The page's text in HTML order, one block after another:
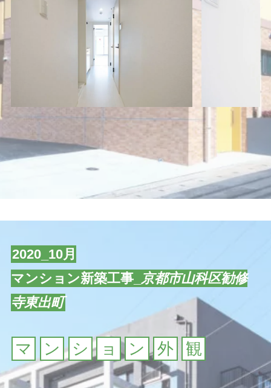
2020_10月
マンション新築工事_ 京都市山科区勧修
寺東出町
マ ン シ ョ ン 外 観